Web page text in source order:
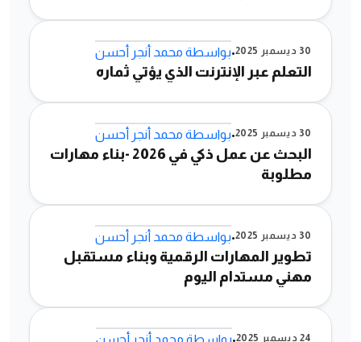
30 ديسمبر 2025 •بواسطة محمد أنجر أحسن
التعلم عبر الإنترنت الذي يؤتي ثماره
30 ديسمبر 2025 •بواسطة محمد أنجر أحسن
البحث عن عمل ذكي في 2026 -بناء مهارات
مطلوبة
30 ديسمبر 2025 •بواسطة محمد أنجر أحسن
تطوير المهارات الرقمية وبناء مستقبل
مهني مستدام اليوم
24 ديسمبر 2025 •بواسطة محمد أنجر أحسن